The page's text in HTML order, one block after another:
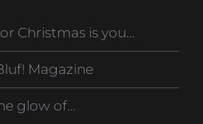
Christmas is you…
Magazine
glow of…